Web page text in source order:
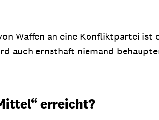
Waffen an eine Konfliktpartei
auch ernsthaft niemand
erreicht?